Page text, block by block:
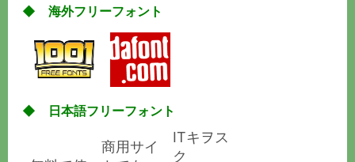
◆ 海外フリーフォント
◆ 日本語フリーフォント
商用サイ
ITキヲス
ク